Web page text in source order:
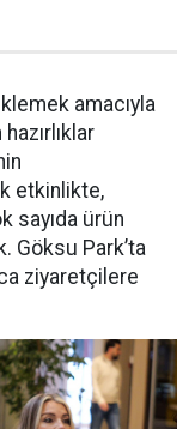
amacıyla
etkinlikte,
sayıda ürün
Göksu Park’ta
ziyaretçilere